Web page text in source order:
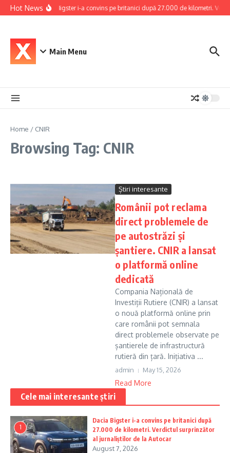
Skip to content
Hot NewsDacia Bigster i-a convins pe britanici după 27.000 de kilometri.
Main Menu
Home / CNIR
Browsing Tag: CNIR
Știri interesante
Românii pot reclama
direct problemele de
pe autostrăzi și
șantiere. CNIR a lansat
o platformă online
dedicată
Compania Națională de
Investiții Rutiere (CNIR) a lansat
o nouă platformă online prin
care românii pot semnala
direct problemele observate pe
șantierele de infrastructură
rutieră din țară. Inițiativa ...
admin May 15, 2026
Read More
Cele mai interesante știri
1
Dacia Bigster i-a convins pe britanici după
27.000 de kilometri. Verdictul surprinzător
al jurnaliștilor de la Autocar
August 7, 2026